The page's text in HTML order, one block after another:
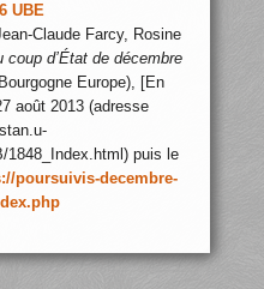
UBE
Claude Farcy, Rosine
d’État de décembre
Europe), [En
août 2013 (adresse
1848_Index.html) puis le
poursuivis-decembre-